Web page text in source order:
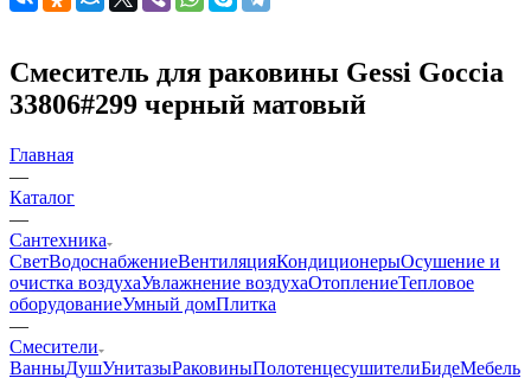
Смеситель для раковины Gessi Goccia
33806#299 черный матовый
Главная
—
Каталог
—
Сантехника
СветВодоснабжениеВентиляцияКондиционерыОсушение и
очистка воздухаУвлажнение воздухаОтоплениеТепловое
оборудованиеУмный домПлитка
—
Смесители
ВанныДушУнитазыРаковиныПолотенцесушителиБидеМебель